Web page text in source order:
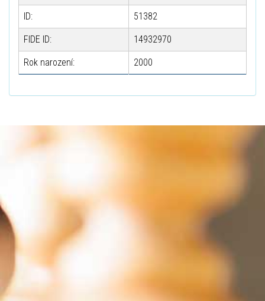
ID: 51382
FIDE ID: 14932970
Rok narození: 2000